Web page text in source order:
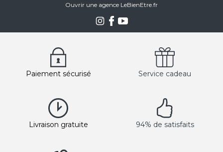
Ouvrir une agence LeBienEtre.fr
Paiement sécurisé Service cadeau
Livraison gratuite 94% de satisfaits